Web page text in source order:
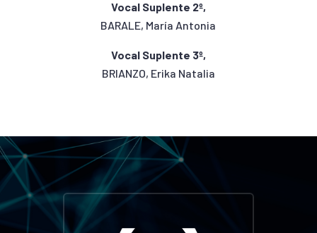
Vocal Suplente 2º,
BARALE, María Antonia
Vocal Suplente 3º,
BRIANZO, Erika Natalia